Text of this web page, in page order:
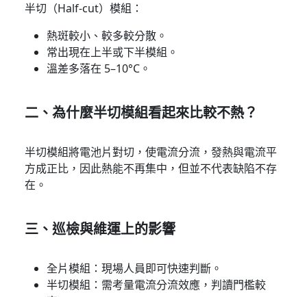
半切（Half-cut）模組：
熱斑較小、較多較分散。
常出現在上半或下半模組。
溫差多落在 5–10°C。
二、為什麼半切模組看起來比較不熱？
半切模組將電池片對切，使電流分流，發熱與電流平
方成正比，因此熱能不再集中，但並不代表缺陷不存
在。
三、巡檢與維運上的影響
全片模組：現場人員即可快速判斷。
半切模組：需考量電流分流效應，判讀門檻較